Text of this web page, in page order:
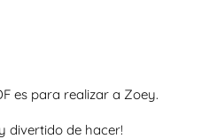
es para realizar a Zoey.
divertido de hacer!